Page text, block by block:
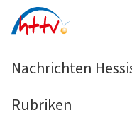
Inhalt
Nachrichten
Rubriken